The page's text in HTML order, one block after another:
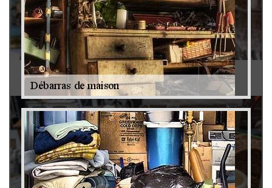
Antiquaire 79